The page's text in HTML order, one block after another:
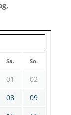
Sa. So.
01
02
08
09